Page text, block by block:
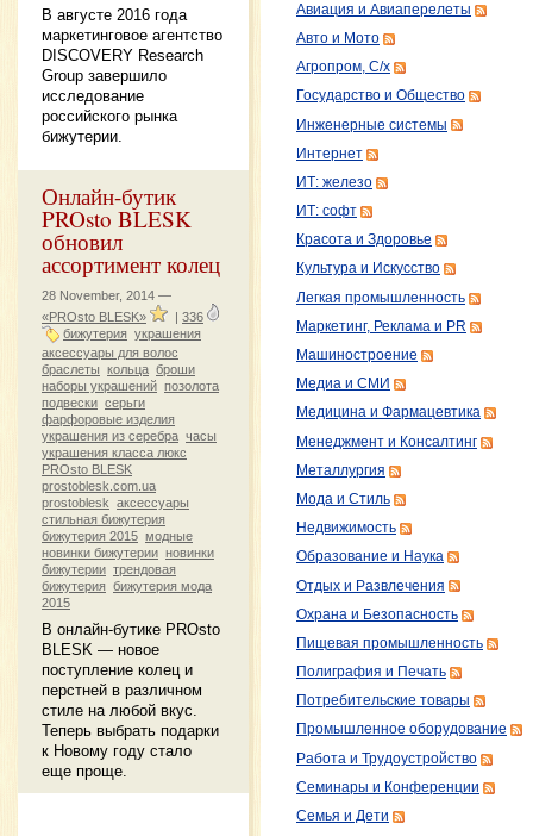
В августе 2016 года
маркетинговое агентство
DISCOVERY Research
Group завершило
исследование
российского рынка
бижутерии.
Онлайн-бутик
PROsto BLESK
обновил
ассортимент колец
28 November, 2014 —
«PROsto BLESK»
| 336
бижутерия украшения
аксессуары для волос
браслеты кольца броши
наборы украшений позолота
подвески серьги
фарфоровые изделия
украшения из серебра часы
украшения класса люкс
PROsto BLESK
prostoblesk.com.ua
prostoblesk аксессуары
стильная бижутерия
бижутерия 2015 модные
новинки бижутерии новинки
бижутерии трендовая
бижутерия бижутерия мода
2015
В онлайн-бутике PROsto
BLESK — новое
поступление колец и
перстней в различном
стиле на любой вкус.
Теперь выбрать подарки
к Новому году стало
еще проще.
Авиация и Авиаперелеты
Авто и Мото
Агропром, С/х
Государство и Общество
Инженерные системы
Интернет
ИТ: железо
ИТ: софт
Красота и Здоровье
Культура и Искусство
Легкая промышленность
Маркетинг, Реклама и PR
Машиностроение
Медиа и СМИ
Медицина и Фармацевтика
Менеджмент и Консалтинг
Металлургия
Мода и Стиль
Недвижимость
Образование и Наука
Отдых и Развлечения
Охрана и Безопасность
Пищевая промышленность
Полиграфия и Печать
Потребительские товары
Промышленное оборудование
Работа и Трудоустройство
Семинары и Конференции
Семья и Дети